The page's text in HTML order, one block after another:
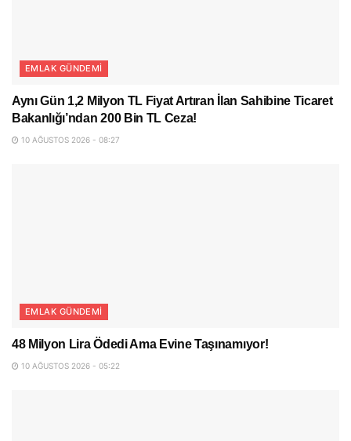
EMLAK GÜNDEMI
Aynı Gün 1,2 Milyon TL Fiyat Artıran İlan Sahibine Ticaret
Bakanlığı’ndan 200 Bin TL Ceza!
10 AĞUSTOS 2026 - 08:27
EMLAK GÜNDEMI
48 Milyon Lira Ödedi Ama Evine Taşınamıyor!
10 AĞUSTOS 2026 - 05:22